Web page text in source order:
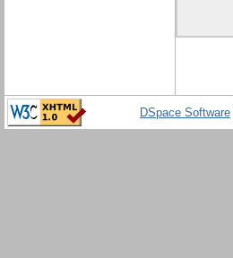
DSpace Software